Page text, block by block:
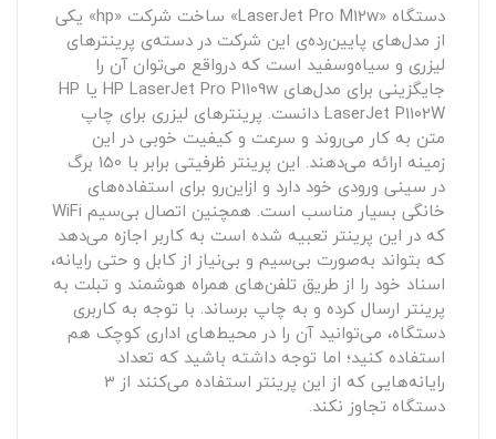
دستگاه «LaserJet Pro M12w» ساخت شرکت «hp» یکی
از مدل‌های پایین‌رده‌ی این شرکت در دسته‌ی پرینترهای
لیزری و سیاه‌و‌سفید است که درواقع می‌توان آن را
جایگزینی برای مدل‌های HP LaserJet Pro P1109w یا HP
LaserJet P1102W دانست. پرینترهای لیزری برای چاپ
متن به کار می‌روند و سرعت و کیفیت خوبی در این
زمینه ارائه می‌دهند. این پرینتر ظرفیتی برابر با 150 برگ
در سینی ورودی خود دارد و ازاین‌رو برای استفاده‌های
خانگی بسیار مناسب است. همچنین اتصال بی‌سیم WiFi
که در این پرینتر تعبیه شده است به کاربر اجازه می‌دهد
که بتواند به‌صورت بی‌سیم و بی‌نیاز از کابل و حتی رایانه،
اسناد خود را از طریق تلفن‌های همراه هوشمند و تبلت به
پرینتر ارسال کرده و به چاپ برساند. با توجه به کاربری
دستگاه، می‌توانید آن را در محیط‌های اداری کوچک هم
استفاده کنید؛ اما توجه داشته باشید که تعداد
رایانه‌هایی که از این پرینتر استفاده می‌کنند از 3
دستگاه تجاوز نکند.